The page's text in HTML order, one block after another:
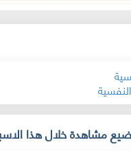
مشاهدة خلال هذا